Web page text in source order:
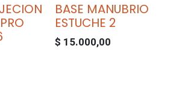
BASE MANUBRIO
ESTUCHE 2
$ 15.000,00